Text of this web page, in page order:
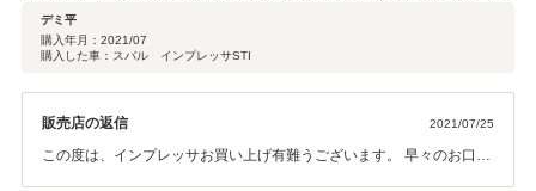
な雰囲気でした。(無茶苦茶言ってすみません(笑)) 実際迎えてくださったの
は、めちゃくちゃ面白くて優しいオーナーさんで、納車まで毎週通ってしま
うほど、魅力的なお店です。 スタッフさんも優しい方たちばかりで、オーナ
純正状態で売られていて、ゴテゴテないじられ方はしていなく、私好みでし
た。 他の売られている車も純正状態でオーナーのセンスが感じられます。
デミ平
購入年月： 2021/07
購入した車：スバル インプレッサSTI
販売店の返信 2021/07/25
この度は、インプレッサお買い上げ有難うございます。 早々のお口コ